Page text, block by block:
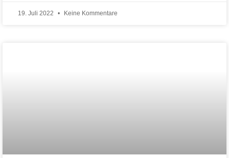
19. Juli 2022 Keine Kommentare